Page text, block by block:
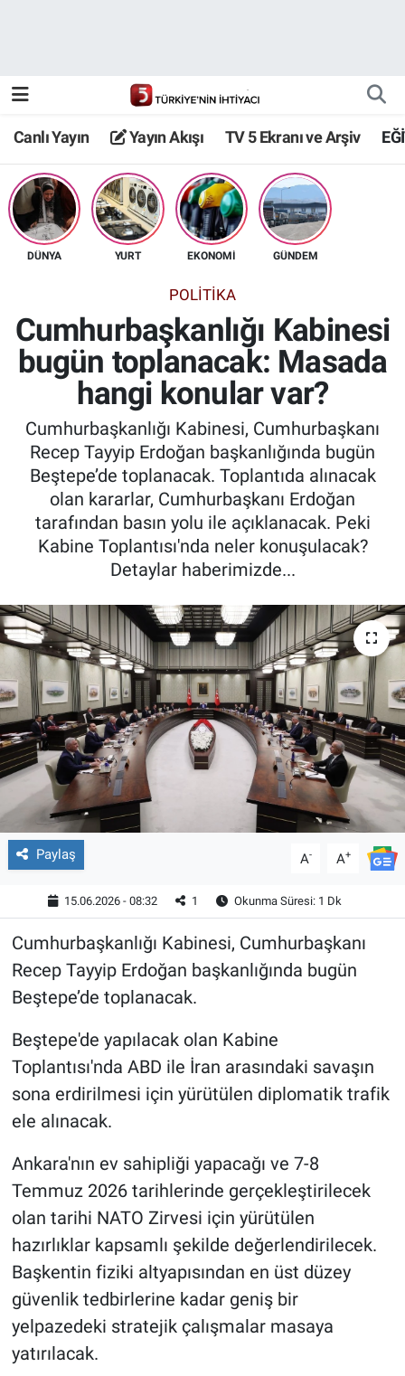
Canlı Yayın Yayın Akışı TV 5 Ekranı ve Arşiv
DÜNYA YURT EKONOMİ GÜNDEM
POLİTİKA
Cumhurbaşkanlığı Kabinesi
bugün toplanacak: Masada
hangi konular var?
Cumhurbaşkanlığı Kabinesi, Cumhurbaşkanı
Recep Tayyip Erdoğan başkanlığında bugün
Beştepe’de toplanacak. Toplantıda alınacak
olan kararlar, Cumhurbaşkanı Erdoğan
tarafından basın yolu ile açıklanacak. Peki
Kabine Toplantısı'nda neler konuşulacak?
Detaylar haberimizde...
Paylaş A- A+
15.06.2026 - 08:32 1 Okunma Süresi: 1 Dk
Cumhurbaşkanlığı Kabinesi, Cumhurbaşkanı
Recep Tayyip Erdoğan başkanlığında bugün
Beştepe’de toplanacak.
Beştepe'de yapılacak olan Kabine
Toplantısı'nda ABD ile İran arasındaki savaşın
sona erdirilmesi için yürütülen diplomatik trafik
ele alınacak.
Ankara'nın ev sahipliği yapacağı ve 7-8
Temmuz 2026 tarihlerinde gerçekleştirilecek
olan tarihi NATO Zirvesi için yürütülen
hazırlıklar kapsamlı şekilde değerlendirilecek.
Başkentin fiziki altyapısından en üst düzey
güvenlik tedbirlerine kadar geniş bir
yelpazedeki stratejik çalışmalar masaya
yatırılacak.
TV 5 Ekranı ve Arşiv